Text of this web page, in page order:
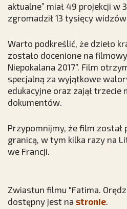
aktualne” miał 49 projekcji w
zgromadził 13 tysięcy widzów.
Warto podkreślić, że dzieło
zostało docenione na
Niepokalana 2017”. Film
specjalną za wyjątkowe
edukacyjne oraz zajął trzecie
dokumentów.
Przypomnijmy, że film został
granicą, w tym kilka razy na
we Francji.
Zwiastun filmu "Fatima.
dostępny jest na stronie